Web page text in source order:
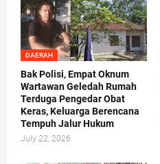
DAERAH
Bak Polisi, Empat Oknum
Wartawan Geledah Rumah
Terduga Pengedar Obat
Keras, Keluarga Berencana
Tempuh Jalur Hukum
July 22, 2026